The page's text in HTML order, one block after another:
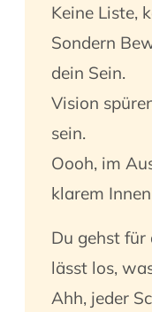
Keine Liste,
Sondern
dein Sein.
Vision
sein.
Oooh, im
klarem
Du gehst für
lässt los,
Ahh, jeder